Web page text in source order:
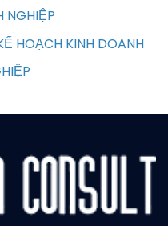
NGHIỆP
HOẠCH KINH DOANH